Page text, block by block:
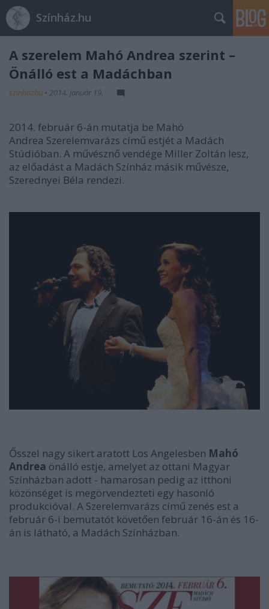
Színház.hu
A szerelem Mahó Andrea szerint –
Önálló est a Madáchban
szinhazhu • 2014. január 19.
2014. február 6-án mutatja be Mahó
Andrea Szerelemvarázs című estjét a Madách
Stúdióban. A művésznő vendége Miller Zoltán lesz,
az előadást a Madách Színház másik művésze,
Szerednyei Béla rendezi.
Ősszel nagy sikert aratott Los Angelesben Mahó
Andrea önálló estje, amelyet az ottani Magyar
Színházban adott - hamarosan pedig az itthoni
közönséget is megörvendezteti egy hasonló
produkcióval. A Szerelemvarázs című zenés est a
február 6-i bemutatót követően február 16-án és 16-
án is látható, a Madách Színházban.